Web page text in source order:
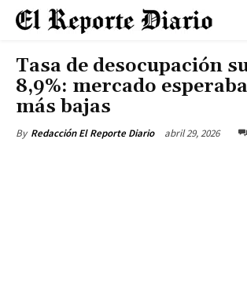
Tasa de desocupación
8,9%: mercado
más bajas
By Redacción El Reporte Diario abril 29, 2026